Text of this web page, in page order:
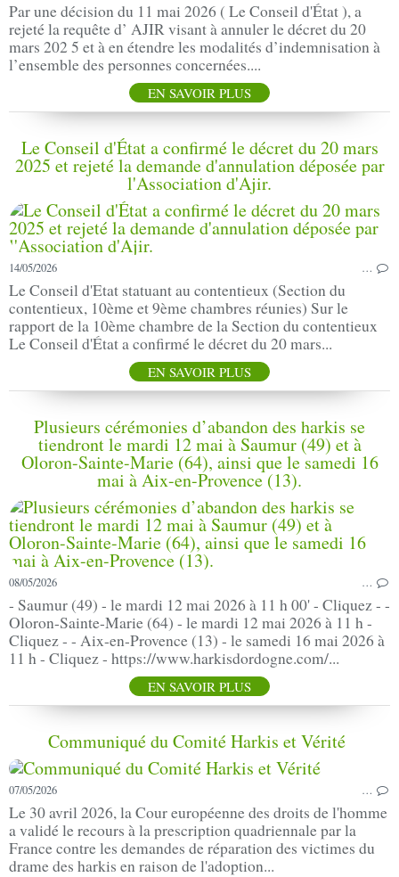
Par une décision du 11 mai 2026 ( Le Conseil d'État ), a
rejeté la requête d’ AJIR visant à annuler le décret du 20
mars 202 5 et à en étendre les modalités d’indemnisation à
l’ensemble des personnes concernées....
EN SAVOIR PLUS
Le Conseil d'État a confirmé le décret du 20 mars
2025 et rejeté la demande d'annulation déposée par
l'Association d'Ajir.
14/05/2026 …
Le Conseil d'Etat statuant au contentieux (Section du
contentieux, 10ème et 9ème chambres réunies) Sur le
rapport de la 10ème chambre de la Section du contentieux
Le Conseil d'État a confirmé le décret du 20 mars...
EN SAVOIR PLUS
Plusieurs cérémonies d’abandon des harkis se
tiendront le mardi 12 mai à Saumur (49) et à
Oloron-Sainte-Marie (64), ainsi que le samedi 16
mai à Aix-en-Provence (13).
08/05/2026 …
- Saumur (49) - le mardi 12 mai 2026 à 11 h 00' - Cliquez - -
Oloron-Sainte-Marie (64) - le mardi 12 mai 2026 à 11 h -
Cliquez - - Aix-en-Provence (13) - le samedi 16 mai 2026 à
11 h - Cliquez - https://www.harkisdordogne.com/...
EN SAVOIR PLUS
Communiqué du Comité Harkis et Vérité
07/05/2026 …
Le 30 avril 2026, la Cour européenne des droits de l'homme
a validé le recours à la prescription quadriennale par la
France contre les demandes de réparation des victimes du
drame des harkis en raison de l'adoption...